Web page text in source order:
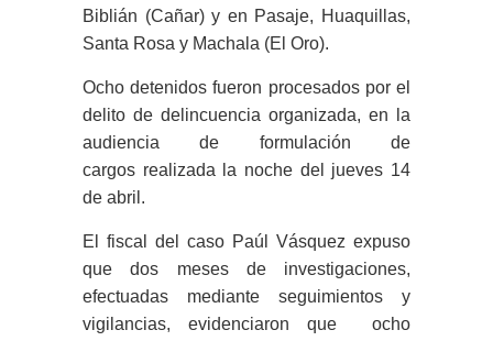
Biblián (Cañar) y en Pasaje, Huaquillas,
Santa Rosa y Machala (El Oro).
Ocho detenidos fueron procesados por el
delito de delincuencia organizada, en la
audiencia de formulación de
cargos realizada la noche del jueves 14
de abril.
El fiscal del caso Paúl Vásquez expuso
que dos meses de investigaciones,
efectuadas mediante seguimientos y
vigilancias, evidenciaron que ocho